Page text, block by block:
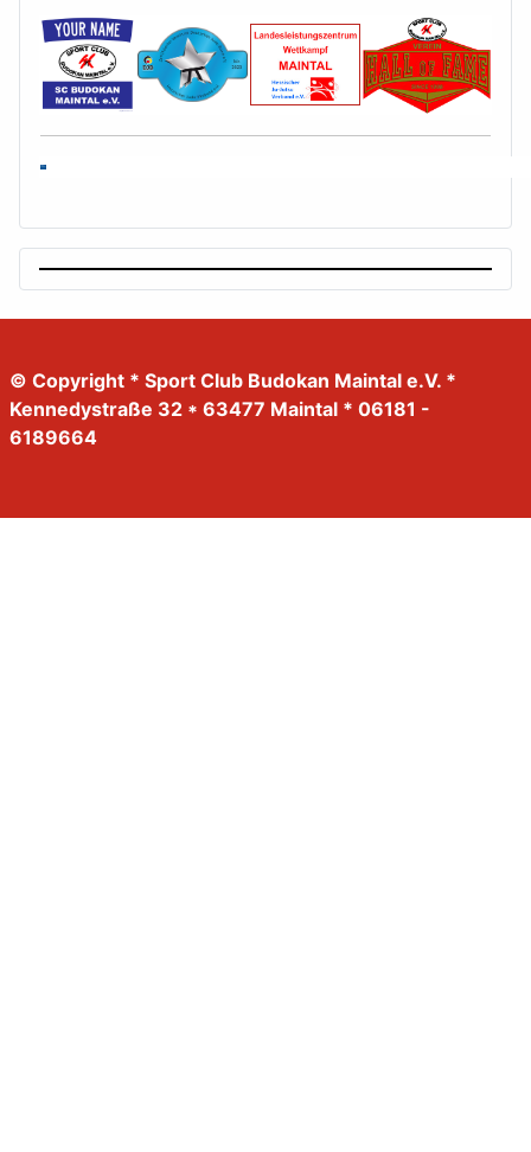
© Copyright * Sport Club Budokan Maintal e.V. *
Kennedystraße 32 * 63477 Maintal * 06181 -
6189664